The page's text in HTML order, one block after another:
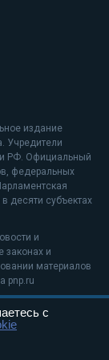
издание
Учредители
РФ. Официальный
федеральных
десяти субъектах
и
законах и
материалов
pnp.ru
с